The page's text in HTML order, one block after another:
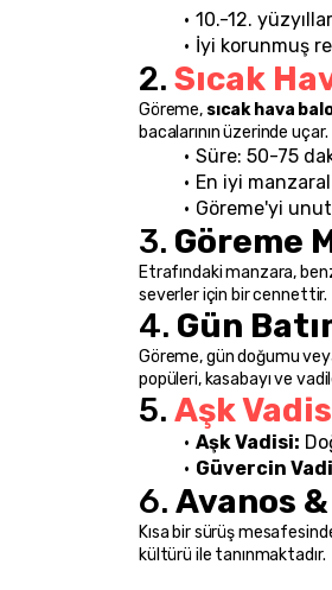
10.-12.
İyi korunmuş
2. Sıcak
Göreme, sıcak hava
bacalarının üzerinde uçar.
Süre: 50-75
En iyi
Göreme'yi
3. Göreme
Etrafındaki manzara,
severler için bir cennettir.
4. Gün
Göreme, gün doğumu
popüleri, kasabayı ve
5. Aşk
Aşk Vadisi:
Güvercin
6. Avanos
Kısa bir sürüş
kültürü ile tanınmaktadır.